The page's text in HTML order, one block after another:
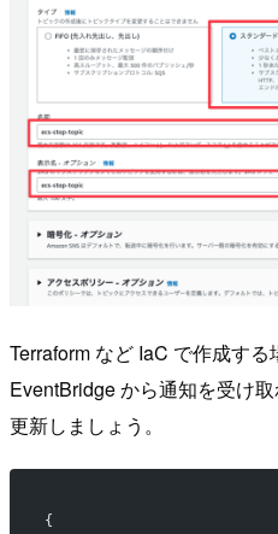
Terraform など IaC で作成す
EventBridge から通知を受け
更新しましょう。
{